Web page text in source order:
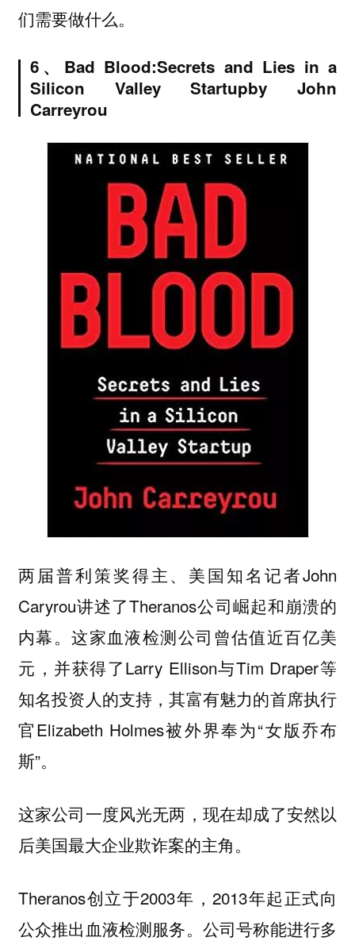
们需要做什么。
6、 Bad Blood:Secrets and Lies in a
Silicon Valley Startupby John
Carreyrou
两届普利策奖得主、美国知名记者John
Caryrou讲述了Theranos公司崛起和崩溃的
内幕。这家血液检测公司曾估值近百亿美
元，并获得了Larry Ellison与Tim Draper等
知名投资人的支持，其富有魅力的首席执行
官Elizabeth Holmes被外界奉为“女版乔布
斯”。
这家公司一度风光无两，现在却成了安然以
后美国最大企业欺诈案的主角。
Theranos创立于2003年，2013年起正式向
公众推出血液检测服务。公司号称能进行多